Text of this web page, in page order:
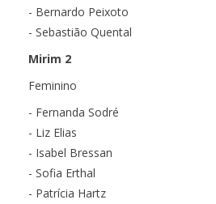
- Bernardo Peixoto
- Sebastião Quental
Mirim 2
Feminino
- Fernanda Sodré
- Liz Elias
- Isabel Bressan
- Sofia Erthal
- Patrícia Hartz